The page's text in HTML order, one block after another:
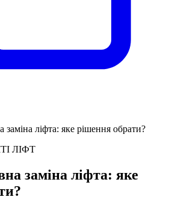
ліфта: яке рішення обрати?
ЛІФТ
заміна ліфта: яке